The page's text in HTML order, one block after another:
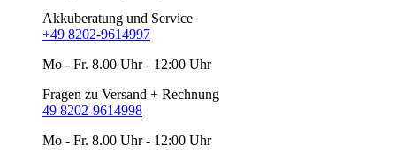
Akkuberatung und Service
+49 8202-9614997
Mo - Fr. 8.00 Uhr - 12:00 Uhr
Fragen zu Versand + Rechnung
49 8202-9614998
Mo - Fr. 8.00 Uhr - 12:00 Uhr